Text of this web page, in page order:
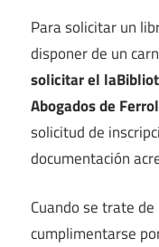
Para solicitar un
disponer de un
solicitar el
Abogados de
solicitud de
documentación
Cuando se trate
cumplimentarse